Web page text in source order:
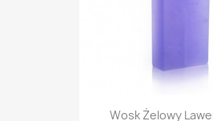
Wosk Żelowy